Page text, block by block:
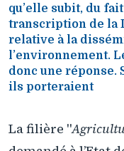
qu’elle subit, du
transcription de la
relative à la
l’environnement.
donc une réponse.
ils porteraient
La filière "